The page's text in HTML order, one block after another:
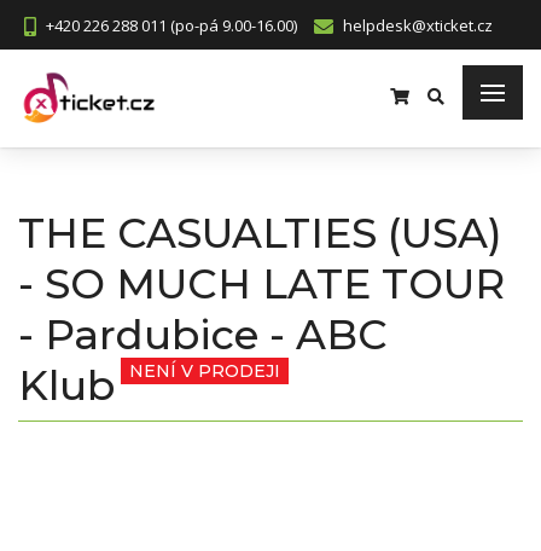
+420 226 288 011 (po-pá 9.00-16.00) helpdesk@xticket.cz
THE CASUALTIES (USA)
- SO MUCH LATE TOUR
- Pardubice - ABC
Klub
NENÍ V PRODEJI